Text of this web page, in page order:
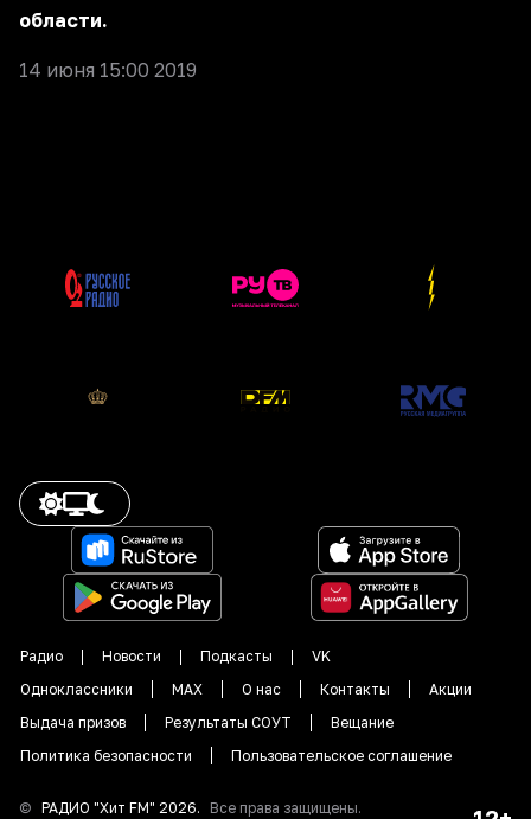
области.
14 июня 15:00 2019
Радио Новости Подкасты
VK
Одноклассники
MAX О нас Контакты
Акции
Выдача призов
Результаты СОУТ
Вещание
Политика безопасности
Пользовательское соглашение
© РАДИО "Хит FM" 2026. Все права защищены.